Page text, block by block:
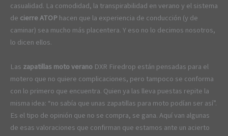
casualidad. La comodidad, la transpirabilidad en verano y el sistema
de cierre ATOPhacen que la experiencia de conducción (y de
caminar) sea mucho más placentera. Y eso no lo decimos nosotros,
lo dicen ellos.
Las zapatillas moto verano DXR Firedrop están pensadas para el
motero que no quiere complicaciones, pero tampoco se conforma
con lo primero que encuentra. Quien ya las lleva puestas repite la
misma idea: “no sabía que unas zapatillas para moto podían ser así”.
Es el tipo de opinión que no se compra, se gana. Aquí van algunas
de esas valoraciones que confirman que estamos ante un acierto